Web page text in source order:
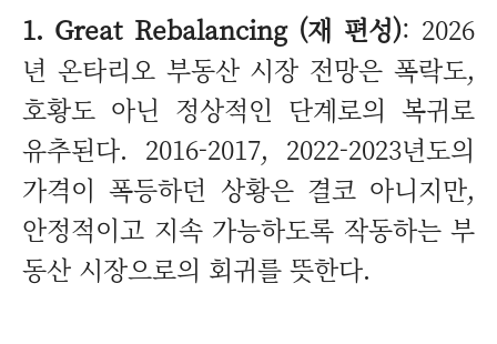
1. Great Rebalancing (재 편성): 2026
년 온타리오 부동산 시장 전망은 폭락도,
호황도 아닌 정상적인 단계로의 복귀로
유추된다. 2016-2017, 2022-2023년도의
가격이 폭등하던 상황은 결코 아니지만,
안정적이고 지속 가능하도록 작동하는 부
동산 시장으로의 회귀를 뜻한다.